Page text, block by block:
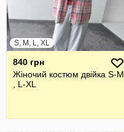
S, M, L, XL
840 грн
Жіночий костюм двійка S-M
, L-XL